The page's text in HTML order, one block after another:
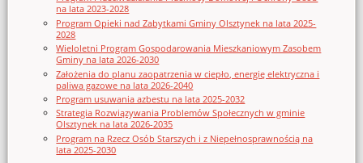
na lata 2023-2028
Program Opieki nad Zabytkami Gminy Olsztynek na lata 2025-
2028
Wieloletni Program Gospodarowania Mieszkaniowym Zasobem
Gminy na lata 2026-2030
Założenia do planu zaopatrzenia w ciepło, energię elektryczna i
paliwa gazowe na lata 2026-2040
Program usuwania azbestu na lata 2025-2032
Strategia Rozwiązywania Problemów Społecznych w gminie
Olsztynek na lata 2026-2035
Program na Rzecz Osób Starszych i z Niepełnosprawnością na
lata 2025-2030